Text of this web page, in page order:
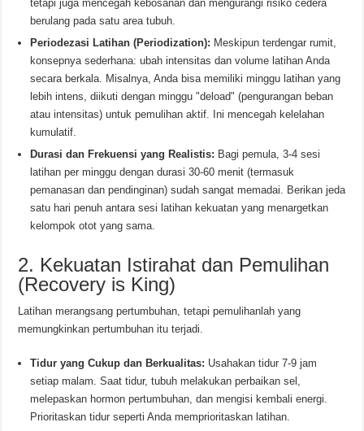
tetapi juga mencegah kebosanan dan mengurangi risiko cedera
berulang pada satu area tubuh.
Periodezasi Latihan (Periodization): Meskipun terdengar rumit,
konsepnya sederhana: ubah intensitas dan volume latihan Anda
secara berkala. Misalnya, Anda bisa memiliki minggu latihan yang
lebih intens, diikuti dengan minggu "deload" (pengurangan beban
atau intensitas) untuk pemulihan aktif. Ini mencegah kelelahan
kumulatif.
Durasi dan Frekuensi yang Realistis: Bagi pemula, 3-4 sesi
latihan per minggu dengan durasi 30-60 menit (termasuk
pemanasan dan pendinginan) sudah sangat memadai. Berikan jeda
satu hari penuh antara sesi latihan kekuatan yang menargetkan
kelompok otot yang sama.
2. Kekuatan Istirahat dan Pemulihan
(Recovery is King)
Latihan merangsang pertumbuhan, tetapi pemulihanlah yang
memungkinkan pertumbuhan itu terjadi.
Tidur yang Cukup dan Berkualitas: Usahakan tidur 7-9 jam
setiap malam. Saat tidur, tubuh melakukan perbaikan sel,
melepaskan hormon pertumbuhan, dan mengisi kembali energi.
Prioritaskan tidur seperti Anda memprioritaskan latihan.